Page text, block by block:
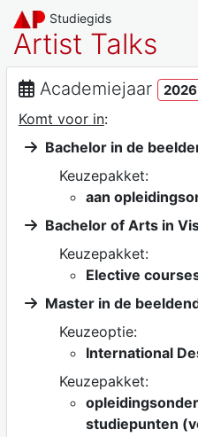
Studiegids
Artist Talks
Academiejaar
Komt voor in:
Bachelor in de
Keuzepakket:
aan
Bachelor of Arts in
Keuzepakket:
Elective
Master in de
Keuzeoptie:
International
Keuzepakket:
studiepunten